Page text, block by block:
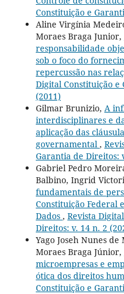
Constituição e
Aline Virgínia
Moraes Braga Junior,
responsabilidade
sob o foco do
repercussão nas
Digital Constituição e
(2011)
Gilmar Brunizio, A
interdisciplinares e
aplicação das
governamental ,
Garantia de Direitos:
Gabriel Pedro
Balbino, Ingrid
fundamentais de
Constituição Federal
Dados , Revista
Direitos: v. 14 n. 2
Yago Joseh Nunes
Moraes Braga Júnior,
microempresas e
ótica dos direitos
Constituição e